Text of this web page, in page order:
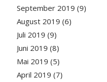
September 2019 (9)
August 2019 (6)
Juli 2019 (9)
Juni 2019 (8)
Mai 2019 (5)
April 2019 (7)